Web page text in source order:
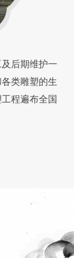
后期维护一
类雕塑的生
程遍布全国